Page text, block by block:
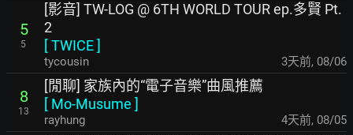
5
5
[影音] TW-LOG @ 6TH WORLD TOUR ep.多賢 Pt.
2
[TWICE]
tycousin 3天前, 08/06
8
13
[閒聊] 家族內的“電子音樂”曲風推薦
[ Mo-Musume ]
rayhung 4天前, 08/05